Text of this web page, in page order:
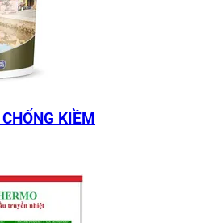
KIỀM